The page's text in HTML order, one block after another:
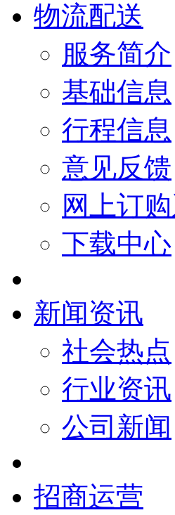
物流配送
服务简介
基础信息
行程信息
意见反馈
网上订
下载中心
新闻资讯
社会热点
行业资讯
公司新闻
招商运营